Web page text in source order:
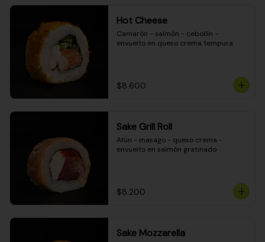
Hot Cheese
Camarón - salmón - cebollín -
envuelto en queso crema tempura
$8.600
Sake Grill Roll
Atún - masago - queso crema -
envuelto en salmón gratinado
$8.200
Sake Mozzarella